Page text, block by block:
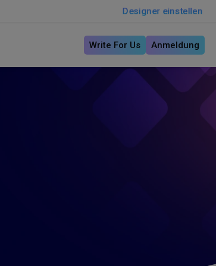
Designer einstellen
Write For Us Anmeldung